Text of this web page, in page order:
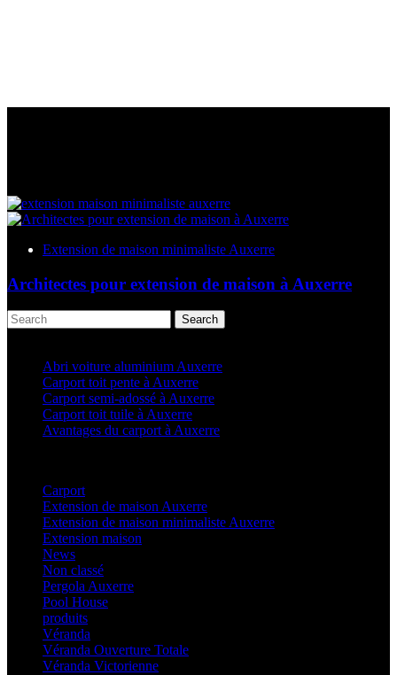
Extension de maison minimaliste Auxerre
Architectes pour extension de maison à Auxerre
Search
Abri voiture aluminium Auxerre
Carport toit pente à Auxerre
Carport semi-adossé à Auxerre
Carport toit tuile à Auxerre
Avantages du carport à Auxerre
Carport
Extension de maison Auxerre
Extension de maison minimaliste Auxerre
Extension maison
News
Non classé
Pergola Auxerre
Pool House
produits
Véranda
Véranda Ouverture Totale
Véranda Victorienne